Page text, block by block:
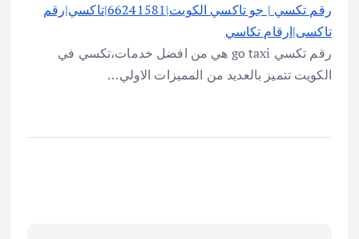
رقم تكسي | جو تاكسي الكويت|66241581|تاكسي|رقم
تاكسى|ارقام تكاسي
رقم تكسي go taxi هي من افضل خدمات،تكسي في
الكويت تتميز بالعديد من المميزات الاولي…